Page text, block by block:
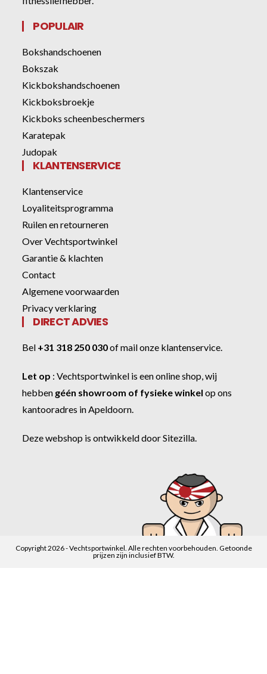
POPULAIR
Bokshandschoenen
Bokszak
Kickbokshandschoenen
Kickboksbroekje
Kickboks scheenbeschermers
Karatepak
Judopak
KLANTENSERVICE
Klantenservice
Loyaliteitsprogramma
Ruilen en retourneren
Over Vechtsportwinkel
Garantie & klachten
Contact
Algemene voorwaarden
Privacy verklaring
DIRECT ADVIES
Bel +31 318 250 030ofmail onze klantenservice
Let op :Vechtsportwinkel is een online shop, wij
hebben géén showroom of fysieke winkel op ons
kantooradres in Apeldoorn.
Deze webshop is ontwikkeld doorSitezilla
Copyright 2026 - Vechtsportwinkel. Alle rechten voorbehouden. Getoonde
prijzen zijn inclusief BTW.